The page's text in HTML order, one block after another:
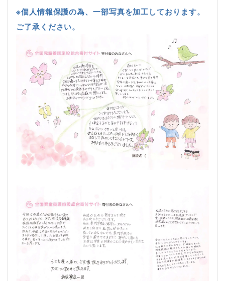
※個人情報保護の為、一部写真を加工しております。
ご了承ください。